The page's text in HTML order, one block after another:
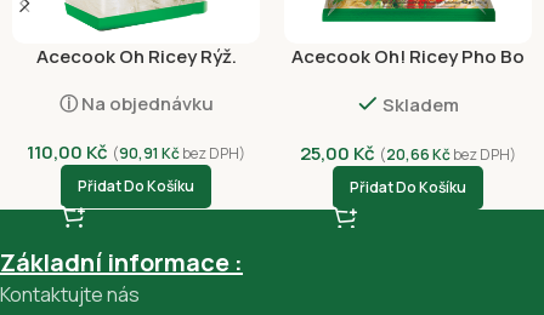
Acecook Oh Ricey Rýž.
ⓘ Na objednávku
110,00 Kč (90,91 Kčbez DPH)
Přidat Do Košíku
Acecook Oh! Ricey Pho Bo
Skladem
25,00 Kč (20,66Kčbez DPH)
Přidat Do Košíku
Základní informace :
Kontaktujte nás